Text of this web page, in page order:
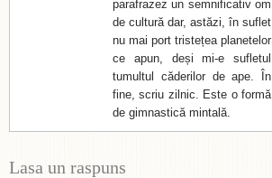
parafrazez un semnificativ om
de cultură dar, astăzi, în suflet
nu mai port tristețea planetelor
ce apun, deși mi-e sufletul
tumultul căderilor de ape. În
fine, scriu zilnic. Este o formă
de gimnastică mintală.
Lasa un raspuns